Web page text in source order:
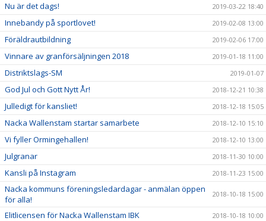
Nu är det dags! 2019-03-22 18:40
Innebandy på sportlovet! 2019-02-08 13:00
Föräldrautbildning 2019-02-06 17:00
Vinnare av granförsäljningen 2018 2019-01-18 11:00
Distriktslags-SM 2019-01-07
God Jul och Gott Nytt År! 2018-12-21 10:38
Julledigt för kansliet! 2018-12-18 15:05
Nacka Wallenstam startar samarbete 2018-12-10 15:10
Vi fyller Ormingehallen! 2018-12-10 13:00
Julgranar 2018-11-30 10:00
Kansli på Instagram 2018-11-23 15:00
Nacka kommuns föreningsledardagar - anmälan öppen
för alla!
2018-10-18 15:00
Elitlicensen för Nacka Wallenstam IBK 2018-10-18 10:00